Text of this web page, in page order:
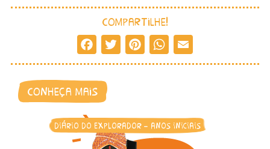
compartilhe!
Facebook
Twitter
Pinterest
WhatsApp
conheça mais
diário do explorador - anos iniciais